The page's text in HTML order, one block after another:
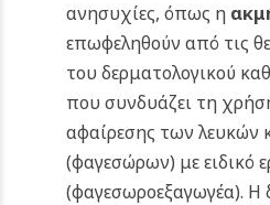
ανησυχίες, όπως η
επωφεληθούν από τις
του δερματολογικού
που συνδυάζει τη
αφαίρεσης των λευκών
(φαγεσώρων) με ειδικό
(φαγεσωροεξαγωγέα). Η